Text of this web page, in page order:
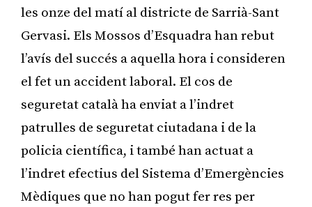
les onze del matí al districte de Sarrià-Sant
Gervasi. Els Mossos d’Esquadra han rebut
l’avís del succés a aquella hora i consideren
el fet un accident laboral. El cos de
seguretat català ha enviat a l’indret
patrulles de seguretat ciutadana i de la
policia científica, i també han actuat a
l’indret efectius del Sistema d’Emergències
Mèdiques que no han pogut fer res per